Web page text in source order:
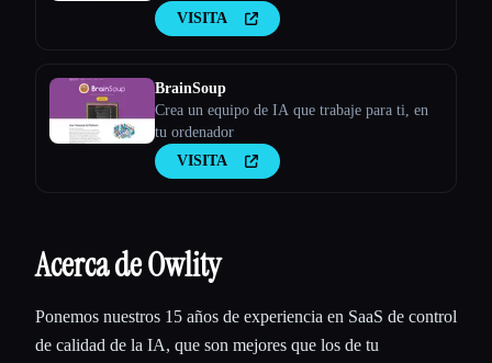
VISITA
BrainSoup
Crea un equipo de IA que trabaje para ti, en
tu ordenador
VISITA
Acerca de Owlity
Ponemos nuestros 15 años de experiencia en SaaS de control
de calidad de la IA, que son mejores que los de tu